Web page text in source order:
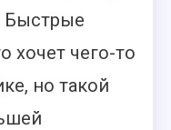
Быстрые
хочет чего-то
но такой